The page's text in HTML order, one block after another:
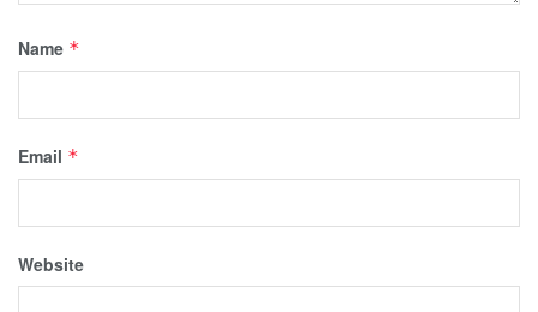
Name *
Email *
Website